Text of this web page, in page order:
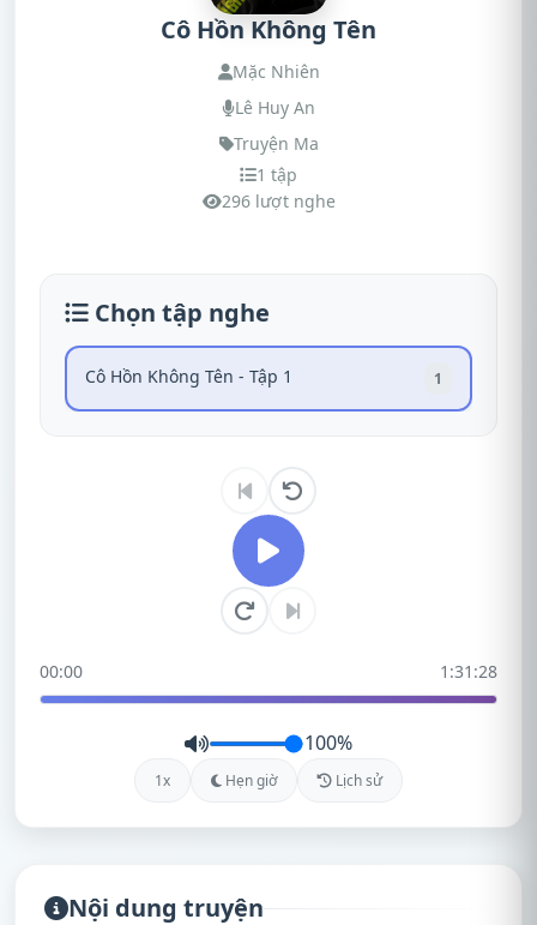
Cô Hồn Không Tên
Mặc Nhiên
Lê Huy An
Truyện Ma
1 tập
296 lượt nghe
Chọn tập nghe
Cô Hồn Không Tên - Tập 1 1
00:00 1:31:28
100%
1x Hẹn giờ Lịch sử
Nội dung truyện